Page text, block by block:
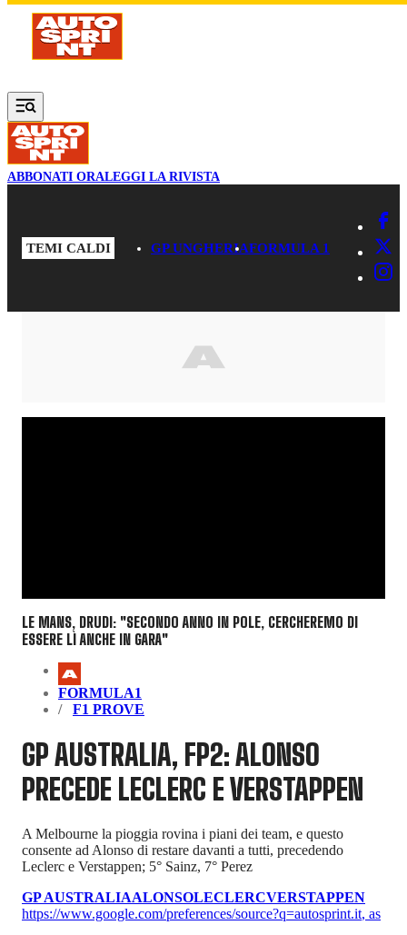
Vai al contenuto principale
ABBONATI ORALEGGI LA RIVISTA
TEMI CALDI GP UNGHERIAFORMULA 1
LE MANS, DRUDI: "SECONDO ANNO IN POLE, CERCHEREMO DI
ESSERE LÌ ANCHE IN GARA"
FORMULA1
F1 PROVE
GP AUSTRALIA, FP2: ALONSO
PRECEDE LECLERC E VERSTAPPEN
A Melbourne la pioggia rovina i piani dei team, e questo
consente ad Alonso di restare davanti a tutti, precedendo
Leclerc e Verstappen; 5° Sainz, 7° Perez
GP AUSTRALIAALONSOLECLERCVERSTAPPEN
https://www.google.com/preferences/source?q=autosprint.it, as